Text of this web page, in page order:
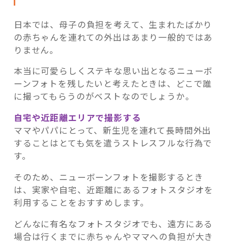
日本では、母子の負担を考えて、生まれたばかり
の赤ちゃんを連れての外出はあまり一般的ではあ
りません。
本当に可愛らしくステキな思い出となるニューボ
ーンフォトを残したいと考えたときは、どこで誰
に撮ってもらうのがベストなのでしょうか。
自宅や近距離エリアで撮影する
ママやパパにとって、新生児を連れて長時間外出
することはとても気を遣うストレスフルな行為で
す。
そのため、ニューボーンフォトを撮影するとき
は、実家や自宅、近距離にあるフォトスタジオを
利用することをおすすめします。
どんなに有名なフォトスタジオでも、遠方にある
場合は行くまでに赤ちゃんやママへの負担が大き